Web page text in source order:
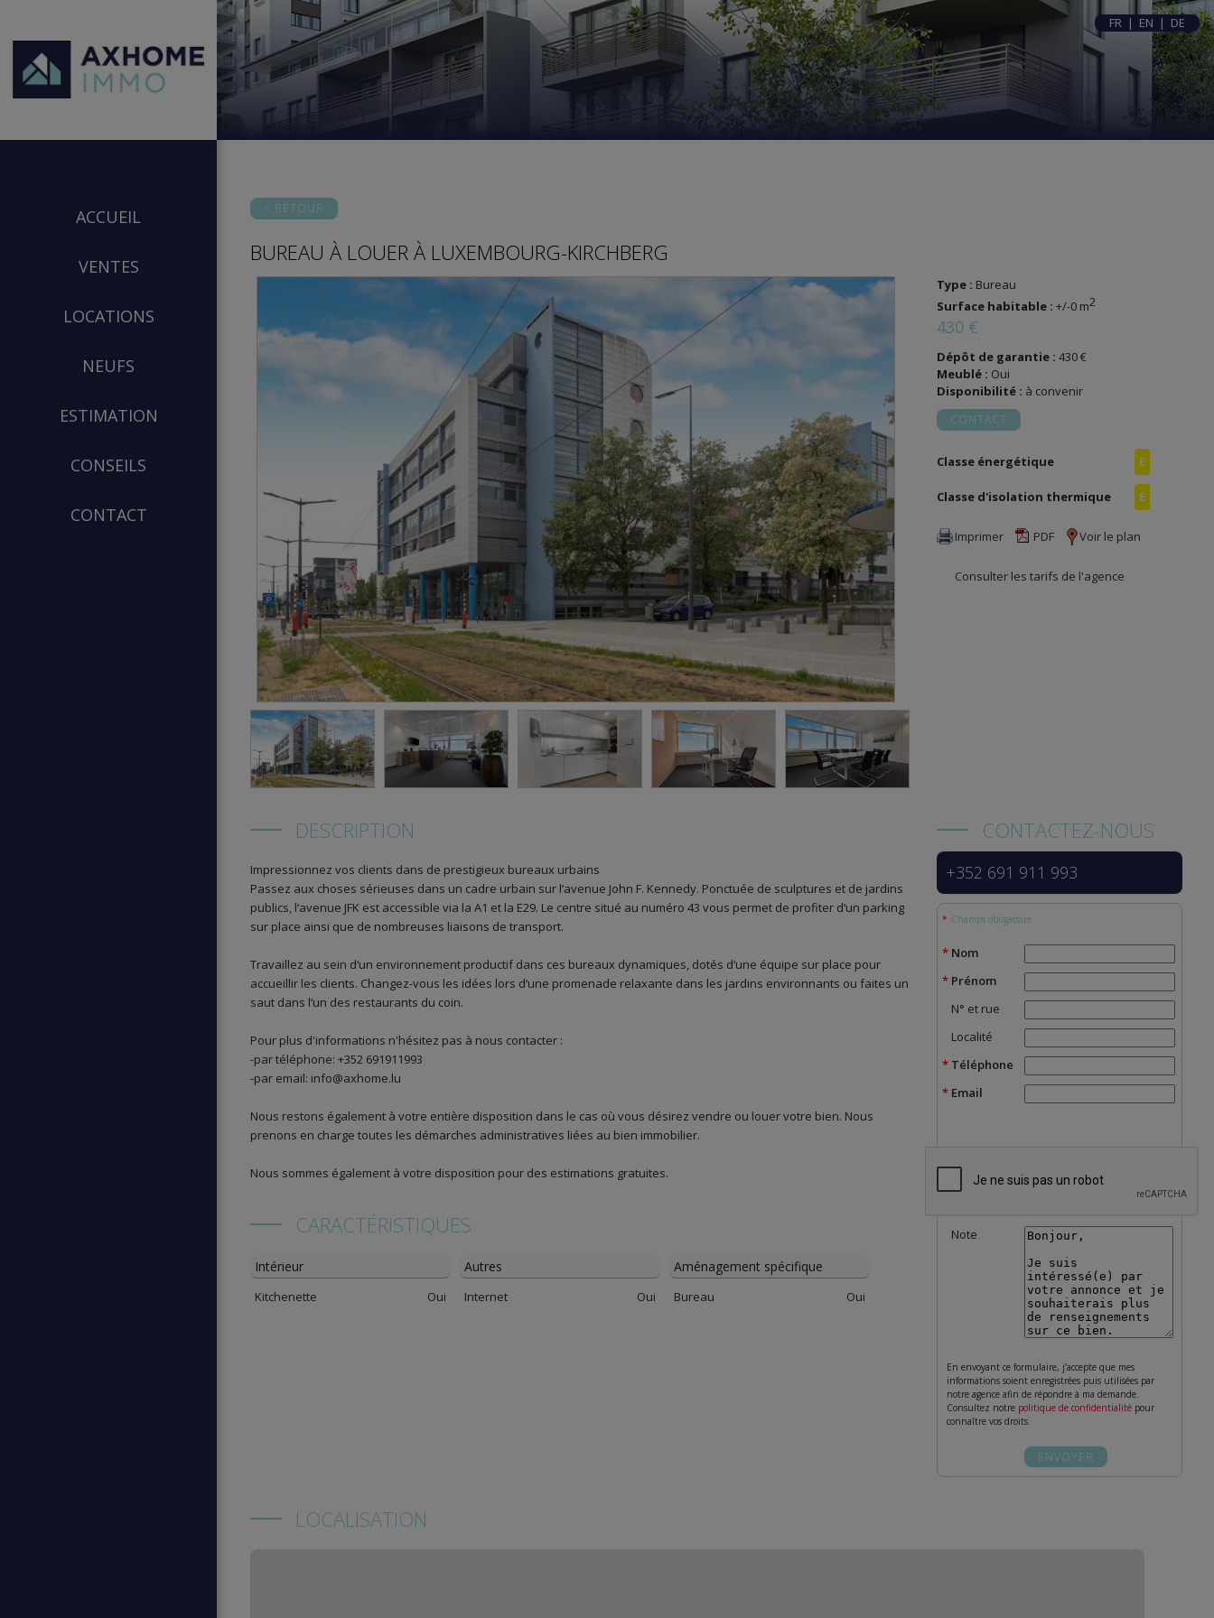
ACCUEIL
VENTES
LOCATIONS
NEUFS
ESTIMATION
CONSEILS
CONTACT
FR | EN | DE
< RETOUR
BUREAU À LOUER À LUXEMBOURG-KIRCHBERG
Type : Bureau
Surface habitable : +/-0 m2
430 €
Dépôt de garantie : 430 €
Meublé : Oui
Disponibilité : à convenir
CONTACT
Classe énergétique E
Classe d'isolation thermique E
Imprimer PDF Voir le plan
Consulter les tarifs de l'agence
DESCRIPTION
Impressionnez vos clients dans de prestigieux bureaux urbains
Passez aux choses sérieuses dans un cadre urbain sur l‘avenue John F. Kennedy. Ponctuée de sculptures et de jardins
publics, l‘avenue JFK est accessible via la A1 et la E29. Le centre situé au numéro 43 vous permet de profiter d‘un parking
sur place ainsi que de nombreuses liaisons de transport.
Travaillez au sein d‘un environnement productif dans ces bureaux dynamiques, dotés d‘une équipe sur place pour
accueillir les clients. Changez-vous les idées lors d‘une promenade relaxante dans les jardins environnants ou faites un
saut dans l‘un des restaurants du coin.
Pour plus d'informations n'hésitez pas à nous contacter :
-par téléphone: +352 691911993
-par email: info@axhome.lu
Nous restons également à votre entière disposition dans le cas où vous désirez vendre ou louer votre bien. Nous
prenons en charge toutes les démarches administratives liées au bien immobilier.
Nous sommes également à votre disposition pour des estimations gratuites.
CARACTÉRISTIQUES
Intérieur
Kitchenette Oui
Autres
Internet Oui
Aménagement spécifique
Bureau Oui
CONTACTEZ-NOUS
+352 691 911 993
Champs obligatoire
Nom
Prénom
N° et rue
Localité
Téléphone
Email
Note
En envoyant ce formulaire, j’accepte que mes
informations soient enregistrées puis utilisées par
notre agence afin de répondre à ma demande.
Consultez notre politique de confidentialité pour
connaître vos droits.
LOCALISATION